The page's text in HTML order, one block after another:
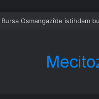
Bursa Osmangazi’de istihdam